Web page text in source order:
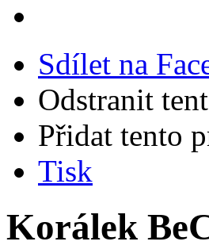
Sdílet na
Odstranit
Přidat tento
Tisk
Korálek